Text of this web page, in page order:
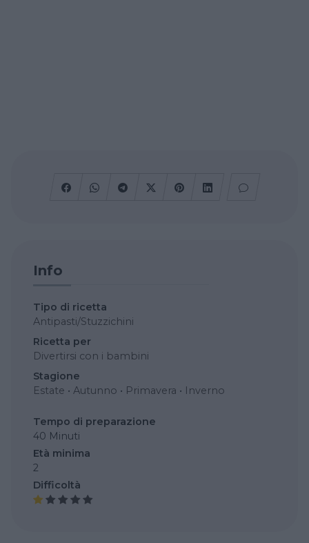
Info
Tipo di ricetta
Antipasti/Stuzzichini
Ricetta per
Divertirsi con i bambini
Stagione
Estate • Autunno • Primavera • Inverno
Tempo di preparazione
40 Minuti
Età minima
2
Difficoltà